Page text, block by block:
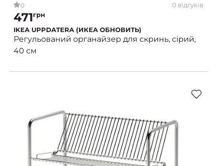
0 0 відгуків
471грн
IKEA UPPDATERA (ИКЕА ОБНОВИТЬ)
Регульований органайзер для скринь, сірий,
40 см